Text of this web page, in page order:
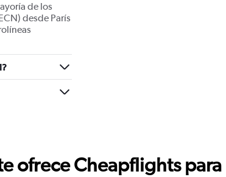
de los
desde París
ofrece Cheapflights para